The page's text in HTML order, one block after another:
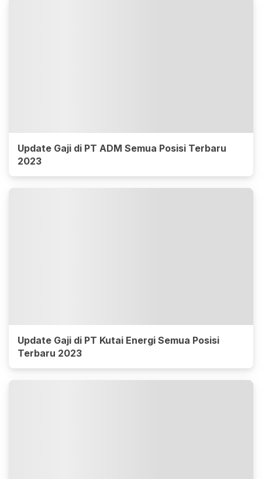
Update Gaji di PT ADM Semua Posisi Terbaru
2023
Update Gaji di PT Kutai Energi Semua Posisi
Terbaru 2023